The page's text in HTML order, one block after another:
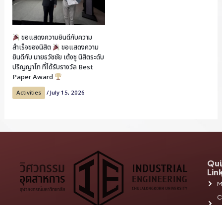
ขอแสดงความยินดีกับความ
สำเร็จของนิสิต
ขอแสดงความ
ยินดีกับ นายธวัชชัย เต้งชู นิสิตระดับ
ปริญญาโท ที่ได้รับรางวัล Best
Paper Award
Activities /July 15, 2026